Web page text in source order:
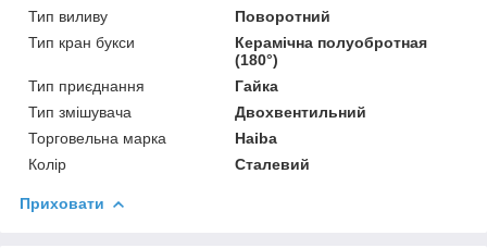
Тип виливу
Поворотний
Тип кран букси
Керамічна полуобротная
(180°)
Тип приєднання
Гайка
Тип змішувача
Двохвентильний
Торговельна марка
Haiba
Колір
Сталевий
Приховати